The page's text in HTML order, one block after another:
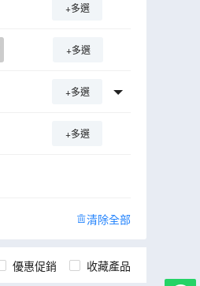
+多選
+多選
+多選
+多選
清除全部
優惠促銷 收藏產品